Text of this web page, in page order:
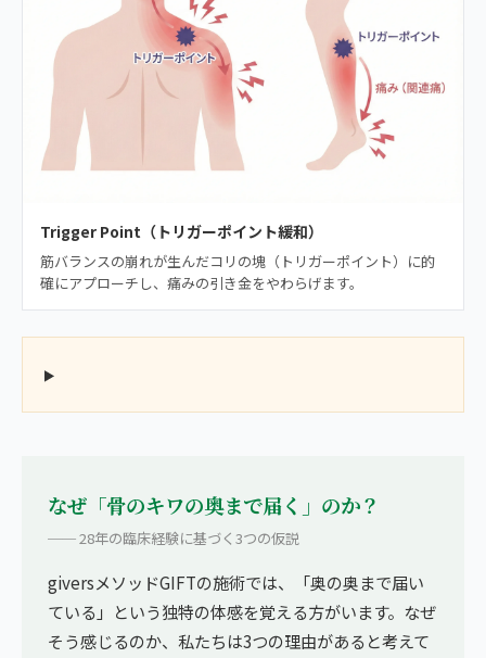
Trigger Point（トリガーポイント緩和）
筋バランスの崩れが生んだコリの塊（トリガーポイント）に的
確にアプローチし、痛みの引き金をやわらげます。
なぜ「骨のキワの奥まで届く」のか？
── 28年の臨床経験に基づく3つの仮説
giversメソッドGIFTの施術では、「奥の奥まで届い
ている」という独特の体感を覚える方がいます。なぜ
そう感じるのか、私たちは3つの理由があると考えて